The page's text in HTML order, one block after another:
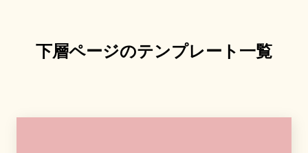
下層ページのテンプレート一覧